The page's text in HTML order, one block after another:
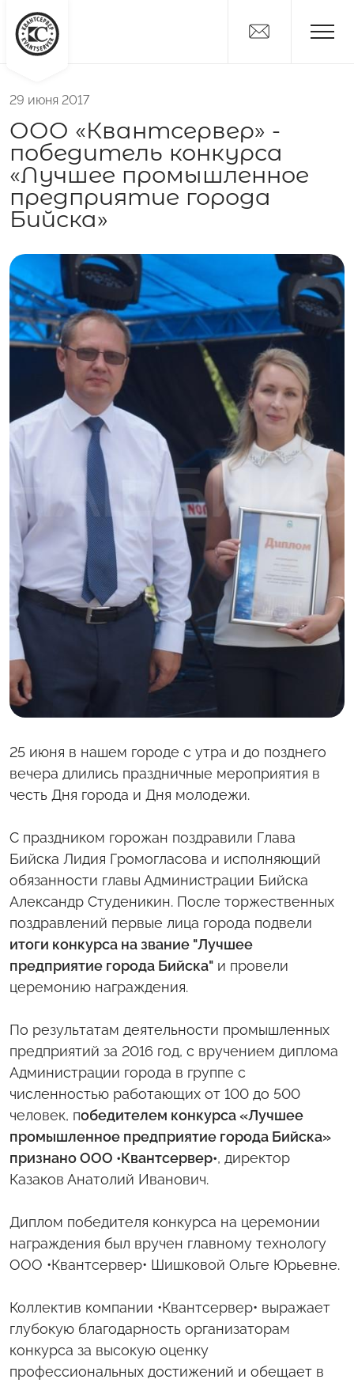
29 июня 2017
ООО «Квантсервер» -
победитель конкурса
«Лучшее промышленное
предприятие города
Бийска»
25 июня в нашем городе с утра и до позднего
вечера длились праздничные мероприятия в
честь Дня города и Дня молодежи.
С праздником горожан поздравили Глава
Бийска Лидия Громогласова и исполняющий
обязанности главы Администрации Бийска
Александр Студеникин. После торжественных
поздравлений первые лица города подвели
итоги конкурса на звание "Лучшее
предприятие города Бийска" и провели
церемонию награждения.
По результатам деятельности промышленных
предприятий за 2016 год, с вручением диплома
Администрации города в группе с
численностью работающих от 100 до 500
человек, победителем конкурса «Лучшее
промышленное предприятие города Бийска»
признано ООО •Квантсервер•, директор
Казаков Анатолий Иванович.
Диплом победителя конкурса на церемонии
награждения был вручен главному технологу
ООО •Квантсервер• Шишковой Ольге Юрьевне.
Коллектив компании •Квантсервер• выражает
глубокую благодарность организаторам
конкурса за высокую оценку
профессиональных достижений и обещает в
Новости
Дистрибьюторам
Поставщикам
О компании
Вакансии
Никитка
Слайсы
Алтайские Хлебцы
Никитич
С полей Алтая
Твоя Пятница